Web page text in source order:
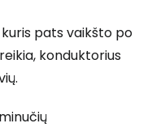
pats vaikšto po
konduktorius